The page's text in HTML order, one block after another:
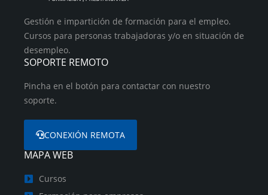
Gestión e impartición de formación para el empleo.
Cursos para personas trabajadoras y/o en situación de
desempleo.
SOPORTE REMOTO
Pincha en el botón para contactar con nuestro
soporte.
CONEXIÓN REMOTA
MAPA WEB
Cursos